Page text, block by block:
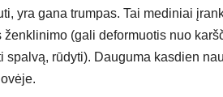
yra gana trumpas. Tai mediniai
(gali deformuotis nuo
rūdyti). Dauguma kasdien